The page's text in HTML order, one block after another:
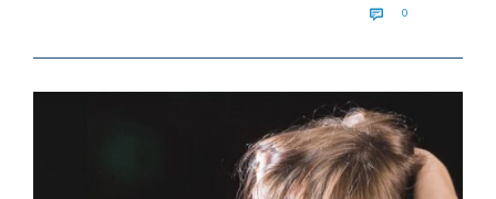
 0COMMENTS